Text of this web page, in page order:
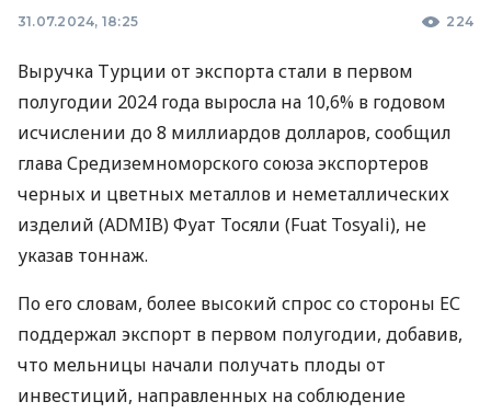
31.07.2024, 18:25 224
Выручка Турции от экспорта стали в первом
полугодии 2024 года выросла на 10,6% в годовом
исчислении до 8 миллиардов долларов, сообщил
глава Средиземноморского союза экспортеров
черных и цветных металлов и неметаллических
изделий (ADMIB) Фуат Тосяли (Fuat Tosyali), не
указав тоннаж.
По его словам, более высокий спрос со стороны ЕС
поддержал экспорт в первом полугодии, добавив,
что мельницы начали получать плоды от
инвестиций, направленных на соблюдение